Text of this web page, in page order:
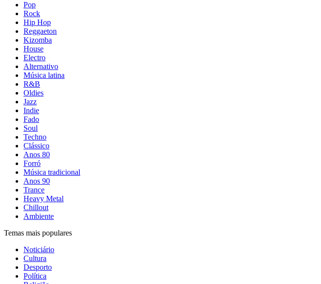
Pop
Rock
Hip Hop
Reggaeton
Kizomba
House
Electro
Alternativo
Música latina
R&B
Oldies
Jazz
Indie
Fado
Soul
Techno
Clássico
Anos 80
Forró
Música tradicional
Anos 90
Trance
Heavy Metal
Chillout
Ambiente
Temas mais populares
Noticiário
Cultura
Desporto
Política